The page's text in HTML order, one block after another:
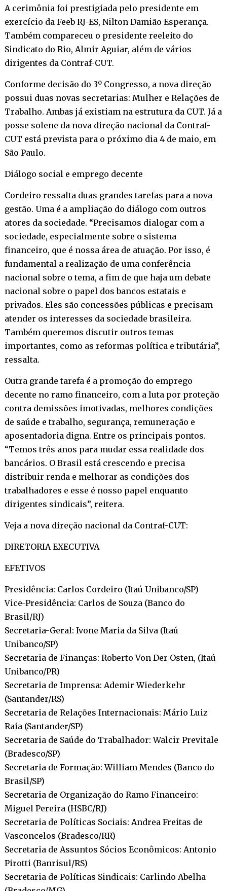
A cerimônia foi prestigiada pelo presidente em
exercício da Feeb RJ-ES, Nilton Damião Esperança.
Também compareceu o presidente reeleito do
Sindicato do Rio, Almir Aguiar, além de vários
dirigentes da Contraf-CUT.
Conforme decisão do 3º Congresso, a nova direção
possui duas novas secretarias: Mulher e Relações de
Trabalho. Ambas já existiam na estrutura da CUT. Já a
posse solene da nova direção nacional da Contraf-
CUT está prevista para o próximo dia 4 de maio, em
São Paulo.
Diálogo social e emprego decente
Cordeiro ressalta duas grandes tarefas para a nova
gestão. Uma é a ampliação do diálogo com outros
atores da sociedade. “Precisamos dialogar com a
sociedade, especialmente sobre o sistema
financeiro, que é nossa área de atuação. Por isso, é
fundamental a realização de uma conferência
nacional sobre o tema, a fim de que haja um debate
nacional sobre o papel dos bancos estatais e
privados. Eles são concessões públicas e precisam
atender os interesses da sociedade brasileira.
Também queremos discutir outros temas
importantes, como as reformas política e tributária”,
ressalta.
Outra grande tarefa é a promoção do emprego
decente no ramo financeiro, com a luta por proteção
contra demissões imotivadas, melhores condições
de saúde e trabalho, segurança, remuneração e
aposentadoria digna. Entre os principais pontos.
“Temos três anos para mudar essa realidade dos
bancários. O Brasil está crescendo e precisa
distribuir renda e melhorar as condições dos
trabalhadores e esse é nosso papel enquanto
dirigentes sindicais”, reitera.
Veja a nova direção nacional da Contraf-CUT:
DIRETORIA EXECUTIVA
EFETIVOS
Presidência: Carlos Cordeiro (Itaú Unibanco/SP)
Vice-Presidência: Carlos de Souza (Banco do
Brasil/RJ)
Secretaria-Geral: Ivone Maria da Silva (Itaú
Unibanco/SP)
Secretaria de Finanças: Roberto Von Der Osten, (Itaú
Unibanco/PR)
Secretaria de Imprensa: Ademir Wiederkehr
(Santander/RS)
Secretaria de Relações Internacionais: Mário Luiz
Raia (Santander/SP)
Secretaria de Saúde do Trabalhador: Walcir Previtale
(Bradesco/SP)
Secretaria de Formação: William Mendes (Banco do
Brasil/SP)
Secretaria de Organização do Ramo Financeiro:
Miguel Pereira (HSBC/RJ)
Secretaria de Políticas Sociais: Andrea Freitas de
Vasconcelos (Bradesco/RR)
Secretaria de Assuntos Sócios Econômicos: Antonio
Pirotti (Banrisul/RS)
Secretaria de Políticas Sindicais: Carlindo Abelha